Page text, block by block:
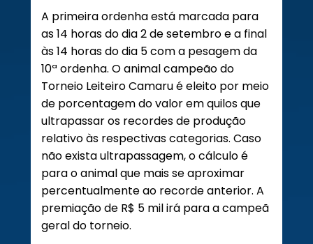
A primeira ordenha está marcada para
as 14 horas do dia 2 de setembro e a final
às 14 horas do dia 5 com a pesagem da
10ª ordenha. O animal campeão do
Torneio Leiteiro Camaru é eleito por meio
de porcentagem do valor em quilos que
ultrapassar os recordes de produção
relativo às respectivas categorias. Caso
não exista ultrapassagem, o cálculo é
para o animal que mais se aproximar
percentualmente ao recorde anterior. A
premiação de R$ 5 mil irá para a campeã
geral do torneio.